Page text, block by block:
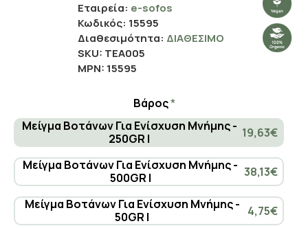
Εταιρεία: e-sofos
Κωδικός: 15595
Διαθεσιμότητα: ΔΙΑΘΈΣΙΜΟ
SKU: ΤΕΑ005
MPN: 15595
Βάρος
Μείγμα Βοτάνων Για Ενίσχυση Μνήμης -
250GR |
19,63€
Μείγμα Βοτάνων Για Ενίσχυση Μνήμης -
500GR |
38,13€
Μείγμα Βοτάνων Για Ενίσχυση Μνήμης -
50GR |
4,75€